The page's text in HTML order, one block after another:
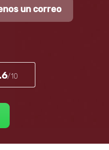
un correo
/10